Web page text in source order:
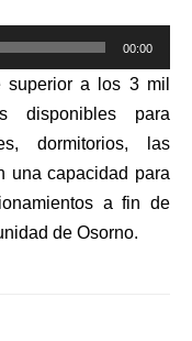
00:00
superior a los 3 mil
disponibles para
dormitorios, las
una capacidad para
a fin de
de Osorno.